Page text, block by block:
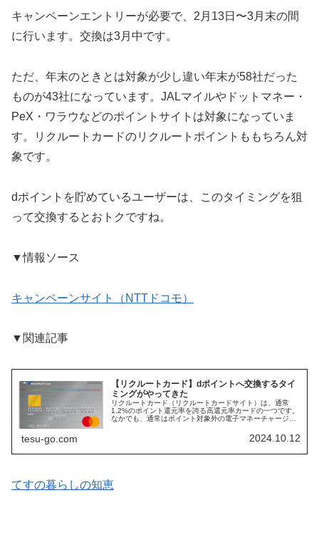
キャンペーンエントリーが必要で、2月13日〜3月末の間
に行います。交換は3月中です。
ただ、年末のときとは対象が少し違い年末が58社だった
ものが43社になっています。JALマイルやドットマネー・
PeX・ワラウなどのポイントサイトは対象になっていま
す。リクルートカードのリクルートポイントももちろん対
象です。
dポイントを貯めているユーザーは、このタイミングを狙
って交換するとおトクですね。
▼情報ソース
キャンペーンサイト（NTTドコモ）
▼関連記事
【リクルートカード】dポイントへ交換するタイ
ミングがやってきた
リクルートカード（リクルートカードサイト）は、通常
1.2%のポイント還元率を誇る高還元率カードの一つです。
なかでも、通常はポイント対象外の電子マネーチャージで
tesu-go.com 2024.10.12
てすの暮らしの知恵